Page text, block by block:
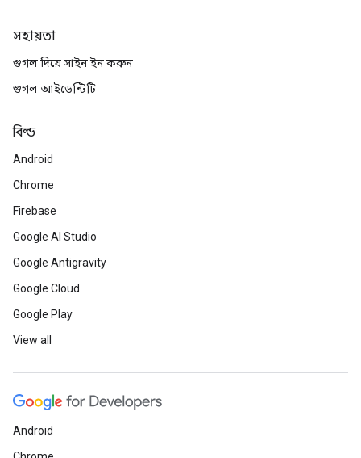
সহায়তা
গুগল দিয়ে সাইন ইন করুন
গুগল আইডেন্টিটি
বিল্ড
Android
Chrome
Firebase
Google AI Studio
Google Antigravity
Google Cloud
Google Play
View all
Android